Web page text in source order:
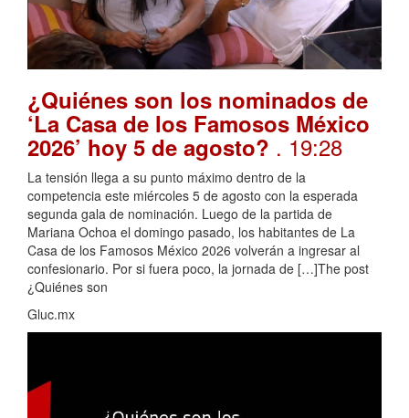
¿Quiénes son los nominados de
‘La Casa de los Famosos México
2026’ hoy 5 de agosto? . 19:28
La tensión llega a su punto máximo dentro de la
competencia este miércoles 5 de agosto con la esperada
segunda gala de nominación. Luego de la partida de
Mariana Ochoa el domingo pasado, los habitantes de La
Casa de los Famosos México 2026 volverán a ingresar al
confesionario. Por si fuera poco, la jornada de […]The post
¿Quiénes son
Gluc.mx